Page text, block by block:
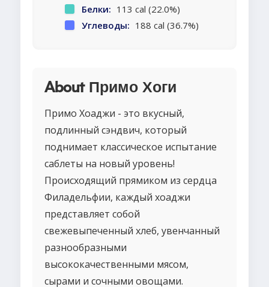
Белки: 113 cal (22.0%)
Углеводы: 188 cal (36.7%)
About Примо Хоги
Примо Хоаджи - это вкусный,
подлинный сэндвич, который
поднимает классическое испытание
саблеты на новый уровень!
Происходящий прямиком из сердца
Филадельфии, каждый хоаджи
представляет собой
свежевыпеченный хлеб, увенчанный
разнообразными
высококачественными мясом,
сырами и сочными овощами.